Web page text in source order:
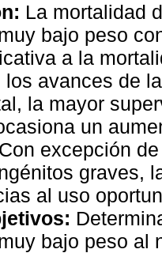
La mortalidad
bajo peso
a la
los avances de
la mayor
un
excepción
graves,
al uso
bajo peso al